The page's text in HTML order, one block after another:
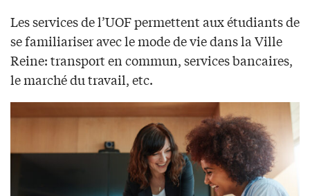
Les services de l’UOF permettent aux étudiants de
se familiariser avec le mode de vie dans la Ville
Reine: transport en commun, services bancaires,
le marché du travail, etc.